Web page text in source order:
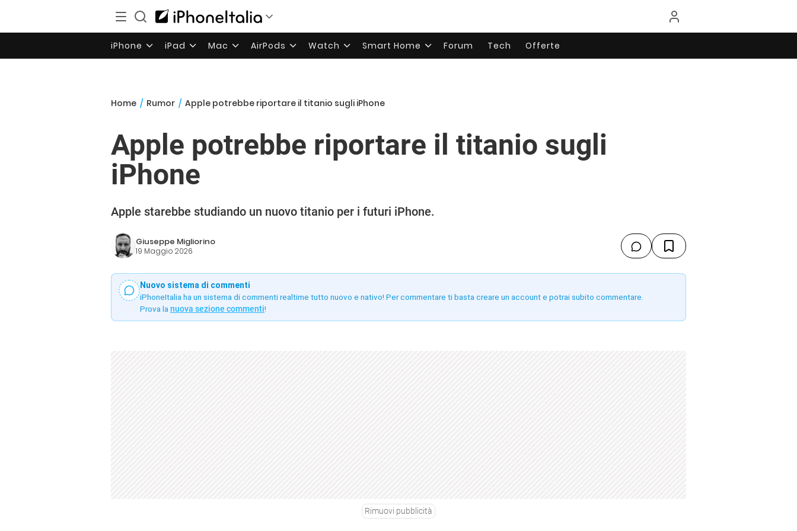
iPhone iPad Mac AirPods Watch Smart Home Forum Tech Offerte
Home / Rumor / Apple potrebbe riportare il titanio sugli iPhone
Apple potrebbe riportare il titanio sugli
iPhone
Apple starebbe studiando un nuovo titanio per i futuri iPhone.
Giuseppe Migliorino
19 Maggio 2026
Nuovo sistema di commenti
iPhoneItalia ha un sistema di commenti realtime tutto nuovo e nativo! Per commentare ti basta creare un account e potrai subito commentare.
Prova la nuova sezione commenti!
Rimuovi pubblicità